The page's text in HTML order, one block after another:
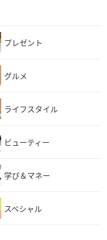
プレゼント
グルメ
ライフスタイル
ビューティー
学び＆マネー
スペシャル